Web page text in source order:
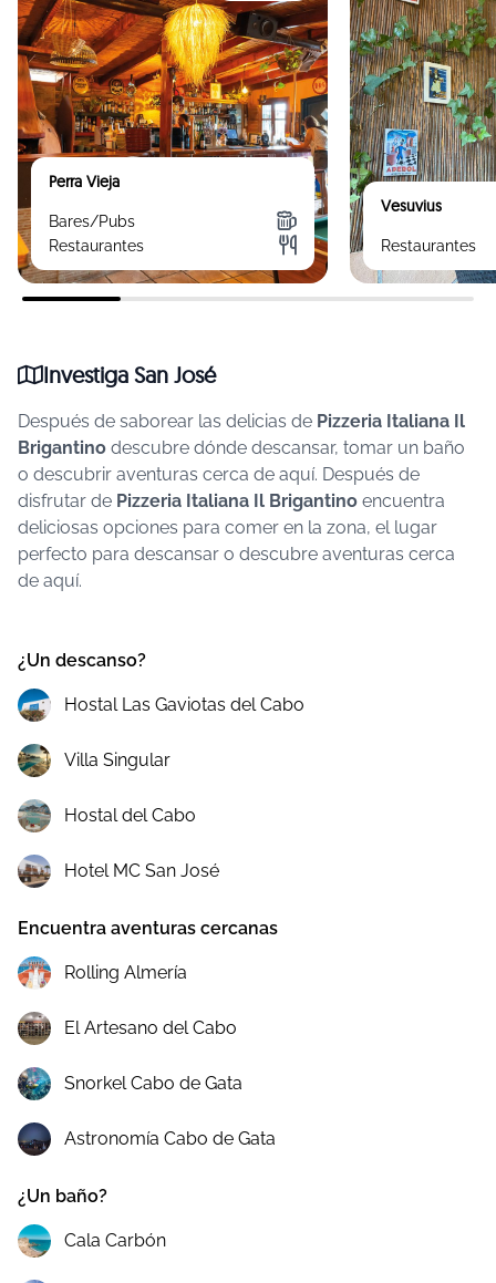
Perra Vieja
Bares/Pubs
Restaurantes
Vesuvius
Restaurantes
Investiga San José
Después de saborear las delicias de Pizzeria Italiana Il
Brigantino descubre dónde descansar, tomar un baño
o descubrir aventuras cerca de aquí. Después de
disfrutar de Pizzeria Italiana Il Brigantino encuentra
deliciosas opciones para comer en la zona, el lugar
perfecto para descansar o descubre aventuras cerca
de aquí.
¿Un descanso?
Hostal Las Gaviotas del Cabo
Villa Singular
Hostal del Cabo
Hotel MC San José
Encuentra aventuras cercanas
Rolling Almería
El Artesano del Cabo
Snorkel Cabo de Gata
Astronomía Cabo de Gata
¿Un baño?
Cala Carbón